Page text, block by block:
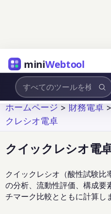
miniWebtool
ホームページ > 財務電卓 >
クレシオ電卓
クイックレシオ電
クイックレシオ（酸性試験
の分析、流動性評価、構成要
チマーク比較とともに計算し